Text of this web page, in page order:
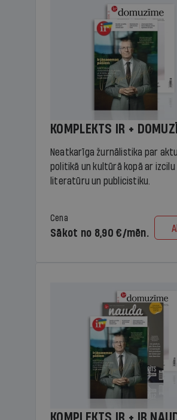
KOMPLEKTS IR +
Neatkarīga žurnālistika par
politikā un kultūrā kopā ar izcilu
literatūru un publicistiku.
Cena
Sākot no 8,90 €/mēn.